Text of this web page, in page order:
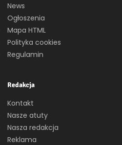
News
Ogłoszenia
Mapa HTML
Polityka cookies
Regulamin
Redakcja
Kontakt
Nasze atuty
Nasza redakcja
Reklama